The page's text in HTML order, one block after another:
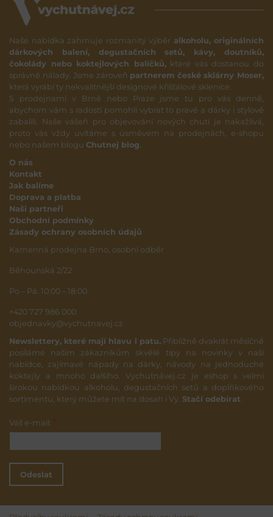
Naše nabídka zahrnuje rozmanitý výběr alkoholu, originálních
dárkových balení, degustačních setů, kávy, doutníků,
čokolády nebo koktejlových balíčků,které vás dostanou do
správné nálady. Jsme zároveň partnerem české sklárny Moser,
která vyrábí ty nekvalitnější designové křišťálové sklenice.
S prodejnami v Brně nebo Praze jsme tu pro vás denně,
abychom vám s radostí pomohli vybrat to pravé a dárky i stylově
zabalili. Naše vášeň pro objevování nových chutí je nakažlivá,
proto vás vždy uvítáme s úsměvem na prodejnách, e-shopu
nebo našem blogu Chutnej blog.
O nás
Kontakt
Jak balíme
Doprava a platba
Naši partneři
Obchodní podmínky
Zásady ochrany osobních údajů
Kamenná prodejna Brno, osobní odběr
Běhounská 2/22
Po – Pá: 10:00 – 18:00
+420 727 986 000
objednavky@vychutnavej.cz
Newslettery, které mají hlavu i patu.Přibližně dvakrát měsíčně
posíláme našim zákazníkům skvělé tipy na novinky v naší
nabídce, zajímavé nápady na dárky, návody na jednoduché
koktejly a mnoho dalšího. Vychutnávej.cz je eshop s velmi
širokou nabídkou alkoholu, degustačních setů a doplňkového
sortimentu, který můžete mít na dosah i Vy. Stačí odebírat.
Váš e-mail:
Odeslat